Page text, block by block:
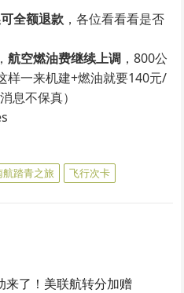
全额退款 ，各位看看看是否
航空燃油费继续上调 ，800公
样一来机建+燃油就要140元/
息不保真）
航踏青之旅 飞行次卡
来了！美联航转分加赠